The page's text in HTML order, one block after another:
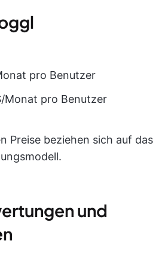
pro Benutzer
Monat pro Benutzer
Preise beziehen sich auf das
und